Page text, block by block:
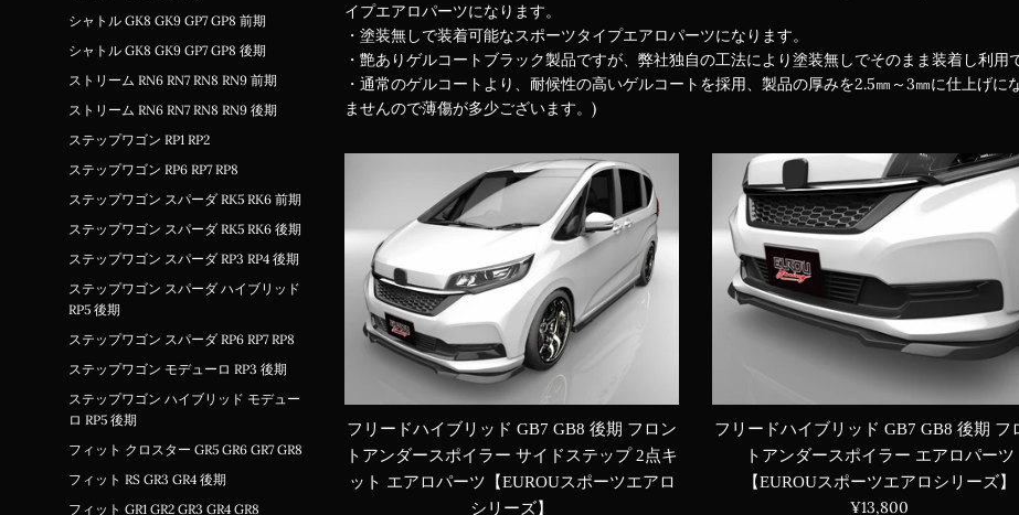
シャトル GK8 GK9 GP7 GP8 前期
シャトル GK8 GK9 GP7 GP8 後期
ストリーム RN6 RN7 RN8 RN9 前期
ストリーム RN6 RN7 RN8 RN9 後期
ステップワゴン RP1 RP2
ステップワゴン RP6 RP7 RP8
ステップワゴン スパーダ RK5 RK6 前期
ステップワゴン スパーダ RK5 RK6 後期
ステップワゴン スパーダ RP3 RP4 後期
ステップワゴン スパーダ ハイブリッド
RP5 後期
ステップワゴン スパーダ RP6 RP7 RP8
ステップワゴン モデューロ RP3 後期
ステップワゴン ハイブリッド モデュー
ロ RP5 後期
フィット クロスター GR5 GR6 GR7 GR8
フィット RS GR3 GR4 後期
フィット GR1 GR2 GR3 GR4 GR8
イプエアロパーツになります。
・塗装無しで装着可能なスポーツタイプエアロパーツになります。
・艶ありゲルコートブラック製品ですが、弊社独自の工法により塗装無しでそのまま装着し利用
・通常のゲルコートより、耐候性の高いゲルコートを採用、製品の厚みを2.5㎜～3㎜に仕上げ
ませんので薄傷が多少ございます。)
フリードハイブリッド GB7 GB8 後期 フロン
トアンダースポイラー サイドステップ 2点キ
ット エアロパーツ【EUROUスポーツエアロ
シリーズ】
フリードハイブリッド GB7 GB8 後期 フ
トアンダースポイラー エアロパーツ
【EUROUスポーツエアロシリーズ】
通
¥13,800